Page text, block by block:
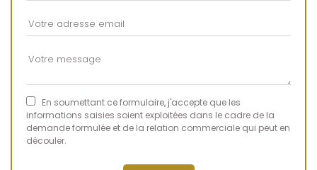
En soumettant ce formulaire, j'accepte que les
informations saisies soient exploitées dans le cadre de la
demande formulée et de la relation commerciale qui peut en
découler.